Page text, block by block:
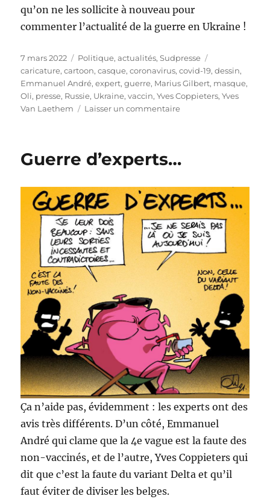
qu’on ne les sollicite à nouveau pour
commenter l’actualité de la guerre en Ukraine !
Publié
le
7 mars 2022 Catégories
Politique, actualités,Sudpresse
caricature,cartoon,casque,coronavirus,covid-19,dessin,
Emmanuel André,expert,guerre, Marius Gilbert, masque,
Oli, presse, Russie, Ukraine,vaccin,Yves Coppieters,Yves
Van Laethem
Laisser un commentairesur
Guerre d’experts…
Ça n’aide pas, évidemment : les experts ont des
avis très différents. D’un côté, Emmanuel
André qui clame que la 4e vague est la faute des
non-vaccinés, et de l’autre, Yves Coppieters qui
dit que c’est la faute du variant Delta et qu’il
faut éviter de diviser les belges.